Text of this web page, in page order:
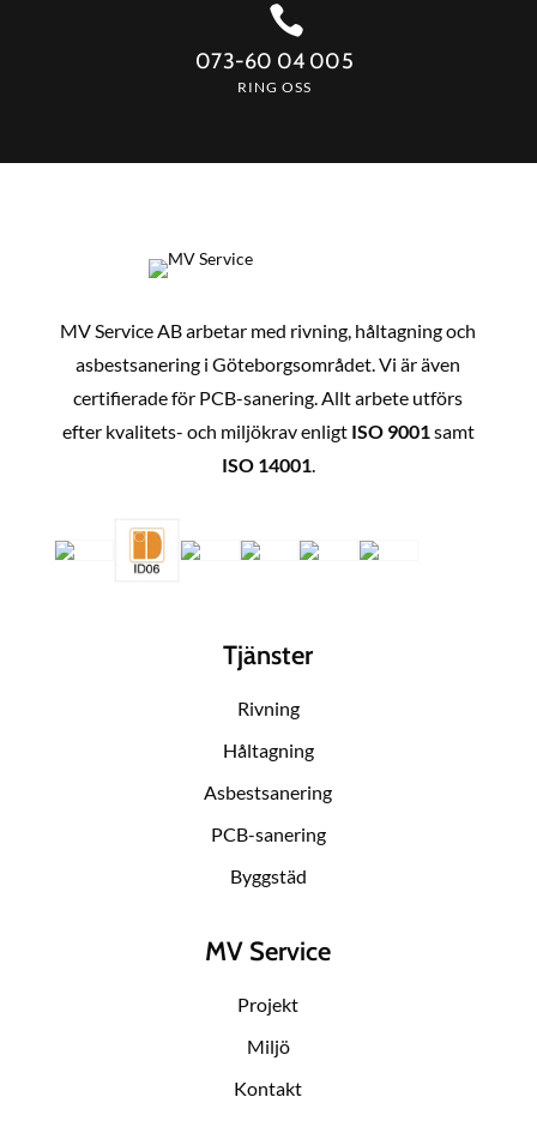

073-60 04 005
RING OSS
MV Service AB arbetar med rivning, håltagning och
asbestsanering i Göteborgsområdet. Vi är även
certifierade för PCB-sanering. Allt arbete utförs
efter kvalitets- och miljökrav enligt ISO 9001 samt
ISO 14001
Tjänster
Rivning
Håltagning
Asbestsanering
PCB-sanering
Byggstäd
MV Service
Projekt
Miljö
Kontakt